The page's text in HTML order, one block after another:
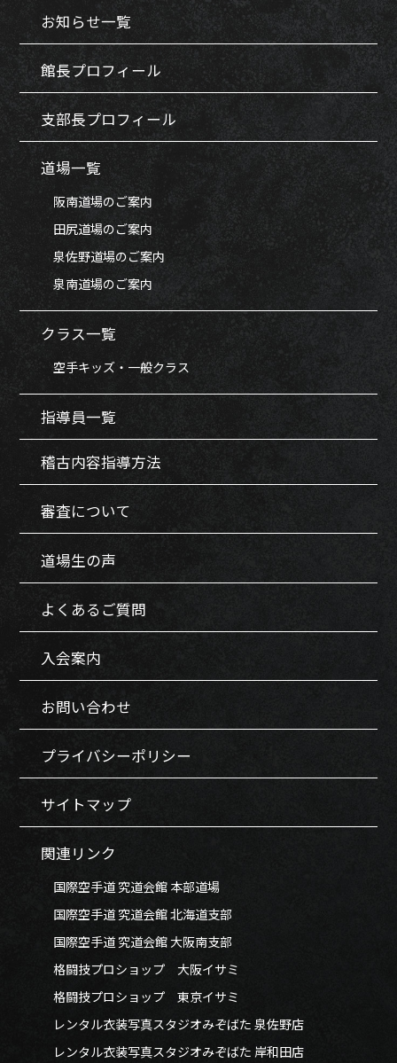
お知らせ一覧
館長プロフィール
支部長プロフィール
道場一覧
阪南道場のご案内
田尻道場のご案内
泉佐野道場のご案内
泉南道場のご案内
クラス一覧
空手キッズ・一般クラス
指導員一覧
稽古内容指導方法
審査について
道場生の声
よくあるご質問
入会案内
お問い合わせ
プライバシーポリシー
サイトマップ
関連リンク
国際空手道 究道会館 本部道場
国際空手道 究道会館 北海道支部
国際空手道 究道会館 大阪南支部
格闘技プロショップ 大阪イサミ
格闘技プロショップ 東京イサミ
レンタル衣装写真スタジオみぞばた 泉佐野店
レンタル衣装写真スタジオみぞばた 岸和田店